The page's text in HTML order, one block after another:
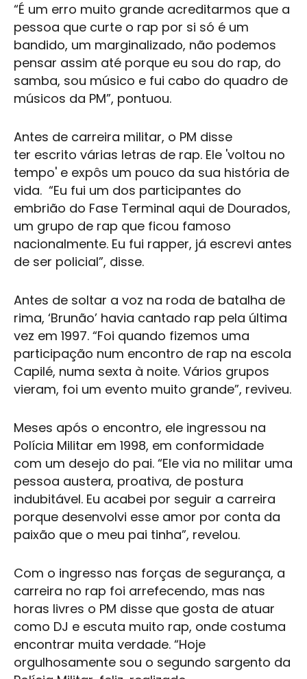
“É um erro muito grande acreditarmos que a
pessoa que curte o rap por si só é um
bandido, um marginalizado, não podemos
pensar assim até porque eu sou do rap, do
samba, sou músico e fui cabo do quadro de
músicos da PM”, pontuou.
Antes de carreira militar, o PM disse
ter escrito várias letras de rap. Ele 'voltou no
tempo' e expôs um pouco da sua história de
vida. “Eu fui um dos participantes do
embrião do Fase Terminal aqui de Dourados,
um grupo de rap que ficou famoso
nacionalmente. Eu fui rapper, já escrevi antes
de ser policial”, disse.
Antes de soltar a voz na roda de batalha de
rima, ‘Brunão’ havia cantado rap pela última
vez em 1997. “Foi quando fizemos uma
participação num encontro de rap na escola
Capilé, numa sexta à noite. Vários grupos
vieram, foi um evento muito grande”, reviveu.
Meses após o encontro, ele ingressou na
Polícia Militar em 1998, em conformidade
com um desejo do pai. “Ele via no militar uma
pessoa austera, proativa, de postura
indubitável. Eu acabei por seguir a carreira
porque desenvolvi esse amor por conta da
paixão que o meu pai tinha”, revelou.
Com o ingresso nas forças de segurança, a
carreira no rap foi arrefecendo, mas nas
horas livres o PM disse que gosta de atuar
como DJ e escuta muito rap, onde costuma
encontrar muita verdade. “Hoje
orgulhosamente sou o segundo sargento da